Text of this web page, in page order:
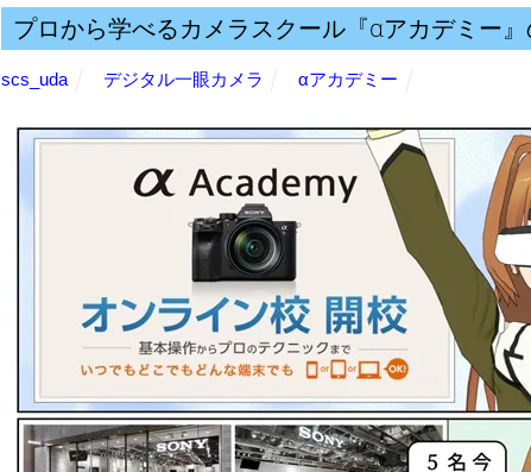
プロから学べるカメラスクール『αアカデミー
scs_uda デジタル一眼カメラ αアカデミー